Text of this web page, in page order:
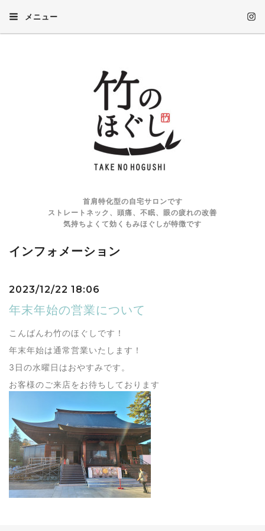
メニュー
首肩特化型の自宅サロンです
ストレートネック、頭痛、不眠、眼の疲れの改善
気持ちよくて効くもみほぐしが特徴です
インフォメーション
2023/12/22 18:06
年末年始の営業について
こんばんわ竹のほぐしです！
年末年始は通常営業いたします！
3日の水曜日はおやすみです。
お客様のご来店をお待ちしております